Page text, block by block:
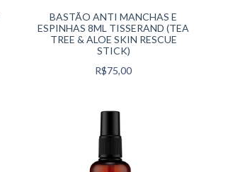
BASTÃO ANTI MANCHAS E
ESPINHAS 8ML TISSERAND (TEA
TREE & ALOE SKIN RESCUE
STICK)
R$75,00